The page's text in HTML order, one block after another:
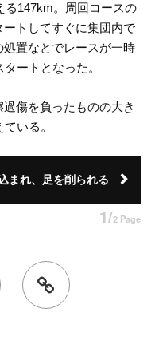
る147km。周回コースの
トしてすぐに集団内で
置なとでレースが一時
ートとなった。
傷を負ったものの大き
いる。
まれ、足を削られる
1/2 Page